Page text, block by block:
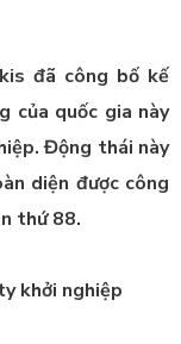
đã công bố kế
của quốc gia này
Động thái này
diện được công
thứ 88.
khởi nghiệp